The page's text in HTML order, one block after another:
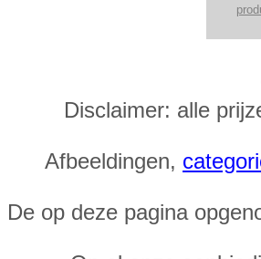
Disclaimer: alle
Afbeeldingen,
De op deze pagina